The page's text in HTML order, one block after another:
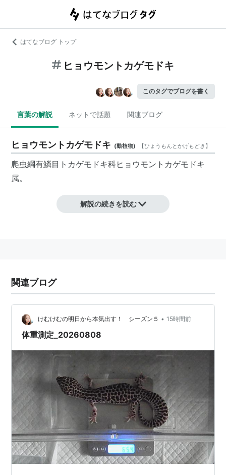
はてなブログ トップ
ヒョウモントカゲモドキ
このタグでブログを書く
言葉の解説 ネットで話題 関連ブログ
ヒョウモントカゲモドキ (動植物) 【ひょうもんとかげもどき 】
爬虫綱有鱗目トカゲモドキ科ヒョウモントカゲモドキ
属。
インド北西部、パキスタン、アフガニスタン、イラン
愛好家が自家繁殖させた様々な色合いの個体がペットシ
ョップに数多く出回っており、
爬虫類のペットとしてはポピュラーな存在といえる。
飼育は比較的容易。餌はコオロギやミールワームなど。
色々な意味で手間要らずである。
和名の「〜モドキ」が屈辱的だとする飼い主の中には、
英名の leopard gecko に因んで、
本種を「レオパ」と言い慣わしている向きもある。
関連語 リスト::動物
解説の続きを読む
関連ブログ
けむけむの明日から本気出す！ シーズン５ • 15時間前
体重測定_20260808